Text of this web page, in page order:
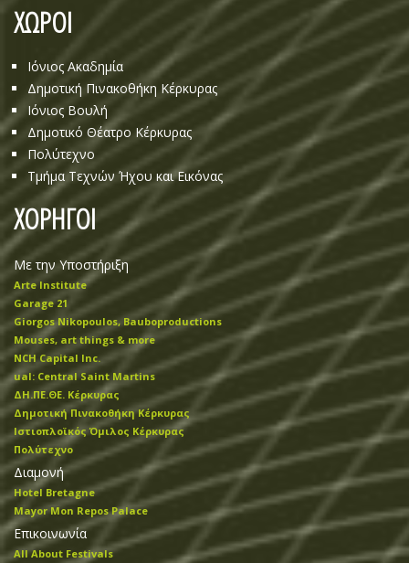
ΧΩΡΟΙ
Ιόνιος Ακαδημία
Δημοτική Πινακοθήκη Κέρκυρας
Ιόνιος Βουλή
Δημοτικό Θέατρο Κέρκυρας
Πολύτεχνο
Τμήμα Τεχνών Ήχου και Εικόνας
ΧΟΡΗΓΟΙ
Με την Υποστήριξη
Arte Institute
Garage 21
Giorgos Nikopoulos, Bauboproductions
Mouses, art things & more
NCH Capital Inc.
ual: Central Saint Martins
ΔΗ.ΠΕ.ΘΕ. Κέρκυρας
Δημοτική Πινακοθήκη Κέρκυρας
Ιστιοπλοϊκός Όμιλος Κέρκυρας
Πολύτεχνο
Διαμονή
Hotel Bretagne
Mayor Mon Repos Palace
Επικοινωνία
All About Festivals